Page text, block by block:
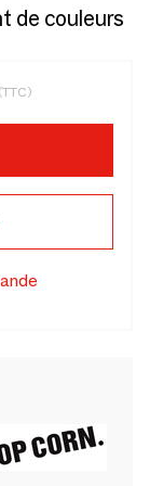
de couleurs